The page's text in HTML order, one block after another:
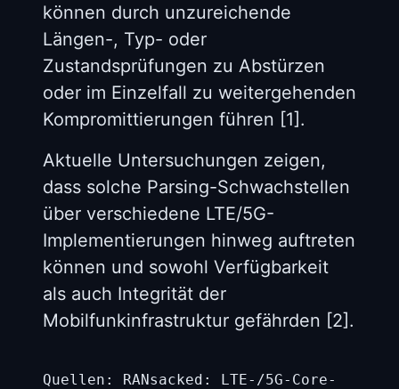
können durch unzureichende
Längen-, Typ- oder
Zustandsprüfungen zu Abstürzen
oder im Einzelfall zu weitergehenden
Kompromittierungen führen [1].
Aktuelle Untersuchungen zeigen,
dass solche Parsing-Schwachstellen
über verschiedene LTE/5G-
Implementierungen hinweg auftreten
können und sowohl Verfügbarkeit
als auch Integrität der
Mobilfunkinfrastruktur gefährden [2].
Quellen: RANsacked: LTE-/5G-Core-